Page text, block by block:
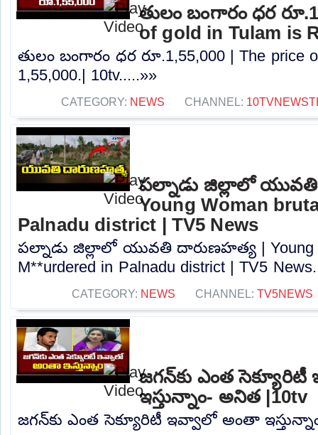
తులం బంగారం ధర
of gold in Tulam is
తులం బంగారం ధర రూ.1,55,000 | The price
1,55,000.| 10tv.....»»
CATEGORY: NEWS CHANNEL:
పల్నాడు జిల్లాలో
Young Woman
Palnadu district | TV5 News
పల్నాడు జిల్లాలో యువతి దారుణహత్య | Young
M**urdered in Palnadu district | TV5
CATEGORY: NEWS CHANNEL: TV5NEWS
జగన్‌కు ఎంత
ఇస్తున్నాం- అనిత |10tv
జగన్‌కు ఎంత సెక్యూరిటీ ఇవ్వాలో అంతా